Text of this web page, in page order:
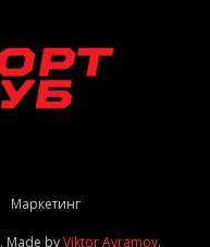
Маркетинг
. Made byViktor Avramov.